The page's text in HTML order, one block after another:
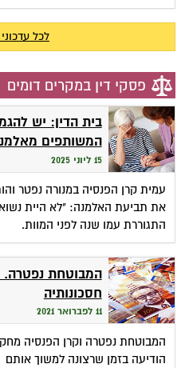
לכל
פסקי דין במקרים דומים
בית הדין: יש
המשותפים
15 ליוני 2025
עמית קרן הפנסיה במנורה נפטר
את תביעת האלמנה: "לא היית
התגוררת עמו שנה לפני המוות.
המבוטחת נפטרה.
חסכונותיה
11 לפברואר 2021
המבוטחת נפטרה וקרן הפנסיה
הודיעה בזמן שרצונה למשוך אותם